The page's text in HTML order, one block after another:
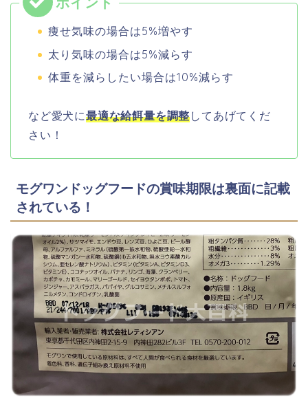
痩せ気味の場合は5%増やす
太り気味の場合は5%減らす
体重を減らしたい場合は10%減らす
など愛犬に最適な給餌量を調整してあげてくだ
さい！
モグワンドッグフードの賞味期限は裏面に記載
されている！